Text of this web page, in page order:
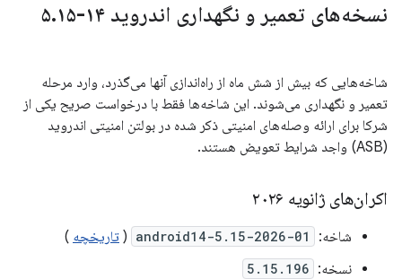
نسخه‌های تعمیر و نگهداری اندروید ۱۴-۵ .۱۵
شاخه‌هایی که بیش از شش ماه از راه‌اندازی آنها می‌گذرد، وارد مرحله
تعمیر و نگهداری می‌شوند. این شاخه‌ها فقط با درخواست صریح یکی از
شرکا برای ارائه وصله‌های امنیتی ذکر شده در بولتن امنیتی اندروید
(ASB) واجد شرایط تعویض هستند.
اکران‌های ژانویه ۲۰۲۶
شاخه: android14-5.15-2026-01
( تاریخچه )
نسخه: 5.15.196